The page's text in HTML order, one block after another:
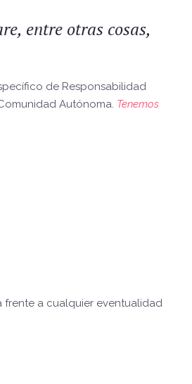
entre otras cosas,
de Responsabilidad
Autónoma. Tenemos
frente a cualquier eventualidad